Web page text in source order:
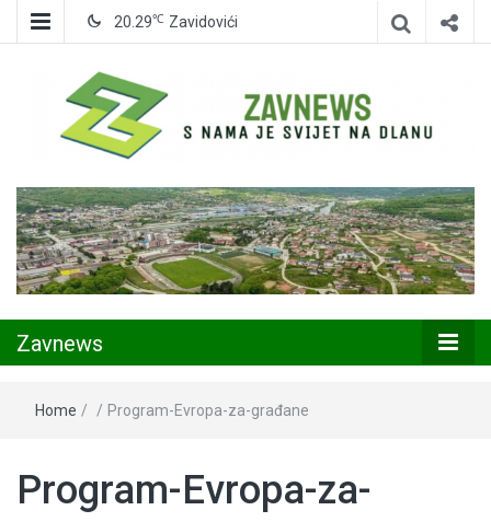
20.29℃ Zavidovići
Zavnews
Zavnews
Home / / Program-Evropa-za-građane
Program-Evropa-za-